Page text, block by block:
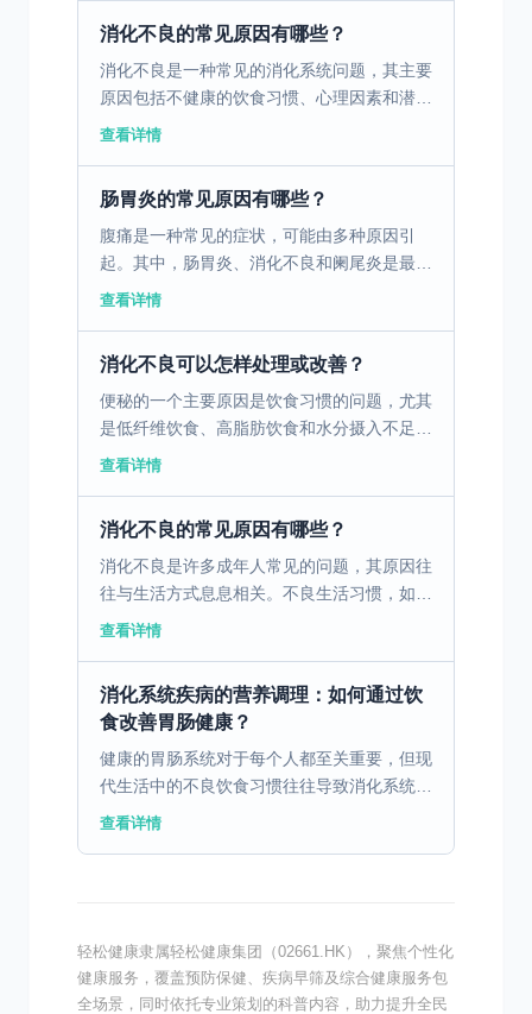
消化不良的常见原因有哪些？
消化不良是一种常见的消化系统问题，其主要
原因包括不健康的饮食习惯、心理因素和潜在
的疾病。不健康的饮食习惯，如暴饮暴食、进
查看详情
肠胃炎的常见原因有哪些？
腹痛是一种常见的症状，可能由多种原因引
起。其中，肠胃炎、消化不良和阑尾炎是最常
见的三个原因。肠胃炎是由病毒、细菌或寄生
查看详情
消化不良可以怎样处理或改善？
便秘的一个主要原因是饮食习惯的问题，尤其
是低纤维饮食、高脂肪饮食和水分摄入不足。
这些饮食习惯会导致胃肠蠕动减慢，粪便变得
查看详情
消化不良的常见原因有哪些？
消化不良是许多成年人常见的问题，其原因往
往与生活方式息息相关。不良生活习惯，如不
规律的作息和饮食习惯，可能导致胃肠功能失
查看详情
消化系统疾病的营养调理：如何通过饮
食改善胃肠健康？
健康的胃肠系统对于每个人都至关重要，但现
代生活中的不良饮食习惯往往导致消化系统疾
病的高发。通过科学合理的饮食调理，可以有
查看详情
轻松健康隶属轻松健康集团（02661.HK），聚焦个性化
健康服务，覆盖预防保健、疾病早筛及综合健康服务包
全场景，同时依托专业策划的科普内容，助力提升全民